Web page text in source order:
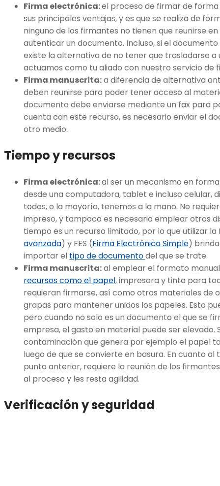
Firma electrónica:el proceso de firmar de
sus principales ventajas, y es que se realiza de
ninguno de los firmantes no tienen que reunirse
autenticar un documento. Incluso, si el
existe la alternativa de no tener que trasladarse a
actuamos como tu aliado con nuestro servicio de
Firma manuscrita:a diferencia de alternativa
deben reunirse para poder tener acceso al
documento debe enviarse mediante un fax para
cuenta con este recurso, es necesario enviar el
otro medio.
Tiempo y recursos
Firma electrónica:al ser un mecanismo en
desde una computadora, tablet e incluso celular,
todos, o la mayoría, tenemos a la mano. No
impreso, y tampoco es necesario emplear otros
tiempo es un recurso limitado, por lo que utilizar la
avanzada) y FES (Firma Electrónica Simple)
importar el tipo de documentodel que se trate.
Firma manuscrita:al emplear el formato
recursos como el papel, impresora y tinta para
requieran firmarse, así como otros materiales de
grapas para mantener unidos los papeles. Esto
pero cuando no solo es un documento el que se
empresa, el gasto en material puede ser elevado.
contaminación que genera por ejemplo el papel
luego de que se convierte en basura. En cuanto
punto anterior, requiere la reunión de los
al proceso y les resta agilidad.
Verificación y seguridad